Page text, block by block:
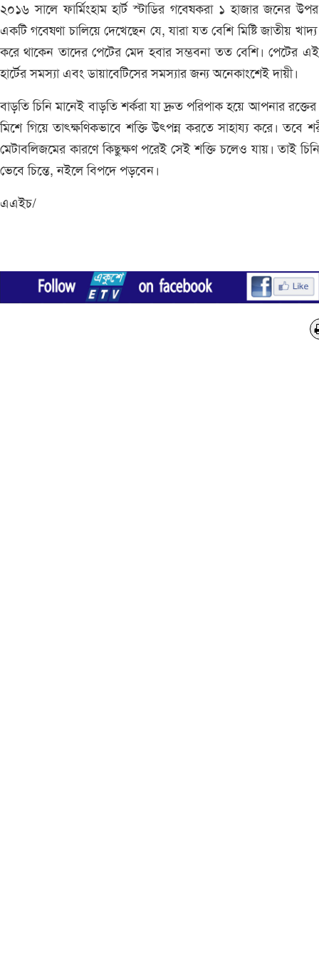
২০১৬ সালে ফার্মিংহাম হার্ট স্টাডির গবেষকরা ১ হাজার জনের
একটি গবেষণা চালিয়ে দেখেছেন যে, যারা যত বেশি মিষ্টি জাতীয়
করে থাকেন তাদের পেটের মেদ হবার সম্ভবনা তত বেশি। পেটের
হার্টের সমস্যা এবং ডায়াবেটিসের সমস্যার জন্য অনেকাংশেই দায়ী।
বাড়তি চিনি মানেই বাড়তি শর্করা যা দ্রুত পরিপাক হয়ে আপনার রক্তের
মিশে গিয়ে তাৎক্ষণিকভাবে শক্তি উৎপন্ন করতে সাহায্য করে। তবে
মেটাবলিজমের কারণে কিছুক্ষণ পরেই সেই শক্তি চলেও যায়। তাই
ভেবে চিন্তে, নইলে বিপদে পড়বেন।
এএইচ/